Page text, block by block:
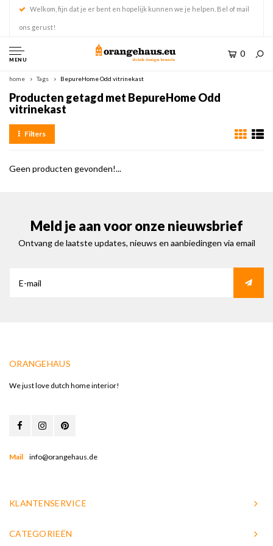
Welkom, fijn dat je er bent en hopelijk kunnen we je helpen. Bel of mail
ons gerust!
MENU
0
home Tags BepureHome Odd vitrinekast
Producten getagd met BepureHome Odd
vitrinekast
Filters
Geen producten gevonden!...
Meld je aan voor onze nieuwsbrief
Ontvang de laatste updates, nieuws en aanbiedingen via email
ORANGEHAUS
We just love dutch home interior!
Mail info@orangehaus.de
KLANTENSERVICE
CATEGORIEËN